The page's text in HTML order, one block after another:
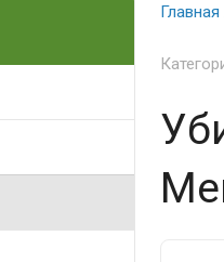
Главная